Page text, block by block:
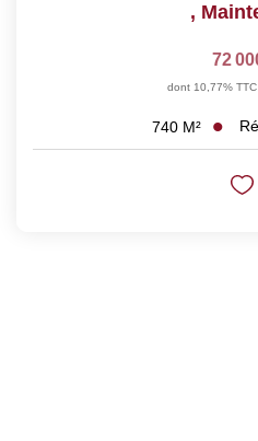
,
72
dont 10,77%
740 M²